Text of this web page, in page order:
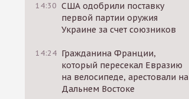
14:30 США одобрили поставку
первой партии оружия
Украине за счет союзников
14:24 Гражданина Франции,
который пересекал Евразию
на велосипеде, арестовали на
Дальнем Востоке